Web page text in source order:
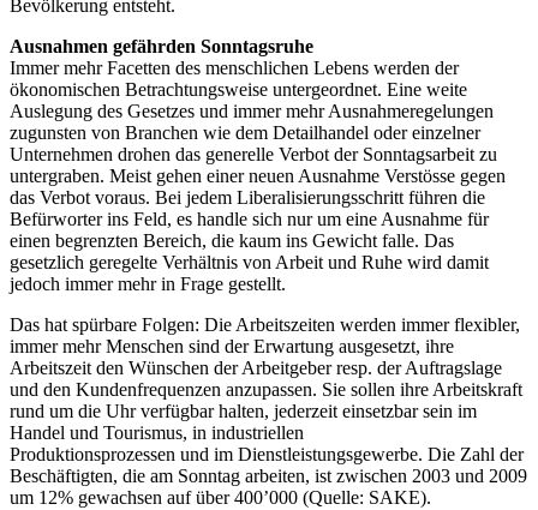
Bevölkerung entsteht.
Ausnahmen gefährden Sonntagsruhe
Immer mehr Facetten des menschlichen Lebens werden der
ökonomischen Betrachtungsweise untergeordnet. Eine weite
Auslegung des Gesetzes und immer mehr Ausnahmeregelungen
zugunsten von Branchen wie dem Detailhandel oder einzelner
Unternehmen drohen das generelle Verbot der Sonntagsarbeit zu
untergraben. Meist gehen einer neuen Ausnahme Verstösse gegen
das Verbot voraus. Bei jedem Liberalisierungsschritt führen die
Befürworter ins Feld, es handle sich nur um eine Ausnahme für
einen begrenzten Bereich, die kaum ins Gewicht falle. Das
gesetzlich geregelte Verhältnis von Arbeit und Ruhe wird damit
jedoch immer mehr in Frage gestellt.
Das hat spürbare Folgen: Die Arbeitszeiten werden immer flexibler,
immer mehr Menschen sind der Erwartung ausgesetzt, ihre
Arbeitszeit den Wünschen der Arbeitgeber resp. der Auftragslage
und den Kundenfrequenzen anzupassen. Sie sollen ihre Arbeitskraft
rund um die Uhr verfügbar halten, jederzeit einsetzbar sein im
Handel und Tourismus, in industriellen
Produktionsprozessen und im Dienstleistungsgewerbe. Die Zahl der
Beschäftigten, die am Sonntag arbeiten, ist zwischen 2003 und 2009
um 12% gewachsen auf über 400’000 (Quelle: SAKE).